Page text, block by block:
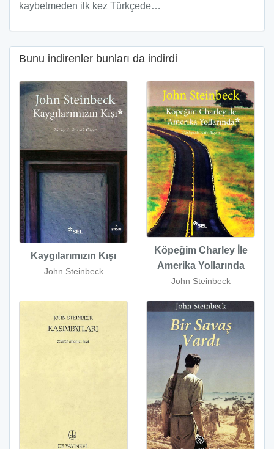
kaybetmeden ilk kez Türkçede…
Bunu indirenler bunları da indirdi
Kaygılarımızın Kışı
John Steinbeck
Köpeğim Charley İle
Amerika Yollarında
John Steinbeck